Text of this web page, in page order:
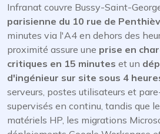
Infranat couvre Bussy-Saint-
parisienne du 10 rue de
minutes via l'A4 en dehors des
proximité assure une prise en
critiques en 15 minutes et un
d'ingénieur sur site sous 4
serveurs, postes utilisateurs et
supervisés en continu, tandis que
matériels HP, les migrations